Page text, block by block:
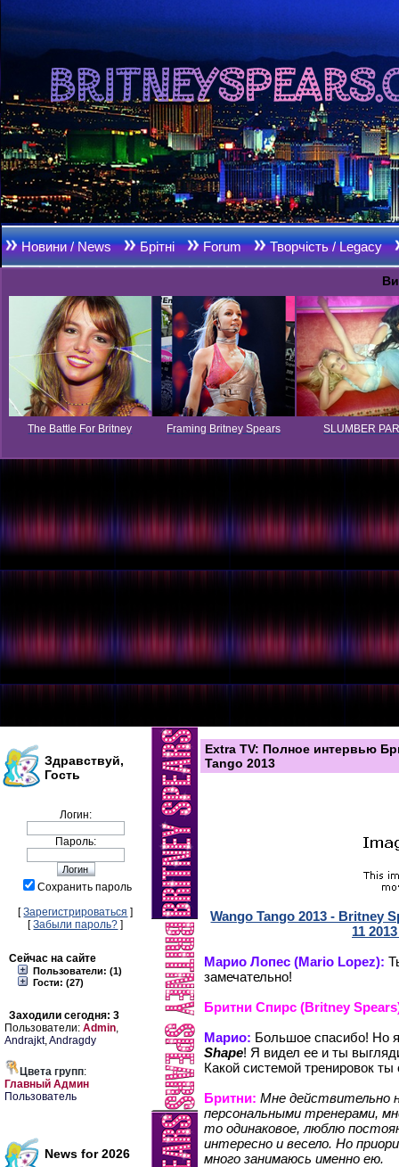
Новини / News Брітні Forum Творчість / Legacy
The Battle For Britney Framing Britney Spears SLUMBER
Здравствуй,
Гость
Логин:
Пароль:
Сохранить пароль
[Зарегистрироваться ]
[Забыли пароль? ]
Сейчас на сайте
Пользователи: (1)
Гости: (27)
Заходили сегодня: 3
Пользователи: Admin,
Andrajkt,Andragdy
Цвета групп:
Главный Админ
Пользователь
News for 2026
Extra TV: Полное интервью
Tango 2013
Wango Tango 2013 - Britney
11 2013
Марио Лопес (Mario Lopez):
замечательно!
Бритни Спирс (Britney
Марио: Большое спасибо! Но
Shape! Я видел ее и ты
Какой системой тренировок
Бритни: Мне действительно
персональными тренерами,
то одинаковое, люблю
интересно и весело. Но
много занимаюсь именно ею.